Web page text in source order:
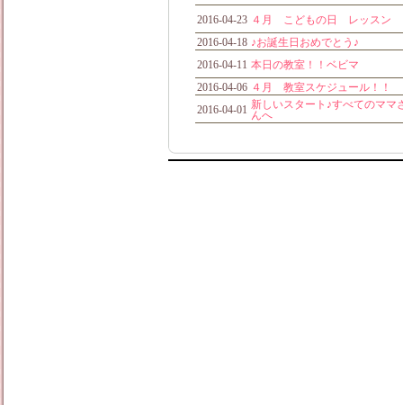
2016-04-23 ４月 こどもの日 レッスン
2016-04-18 ♪お誕生日おめでとう♪
2016-04-11 本日の教室！！ベビマ
2016-04-06 ４月 教室スケジュール！！
2016-04-01 新しいスタート♪すべてのママ
んへ